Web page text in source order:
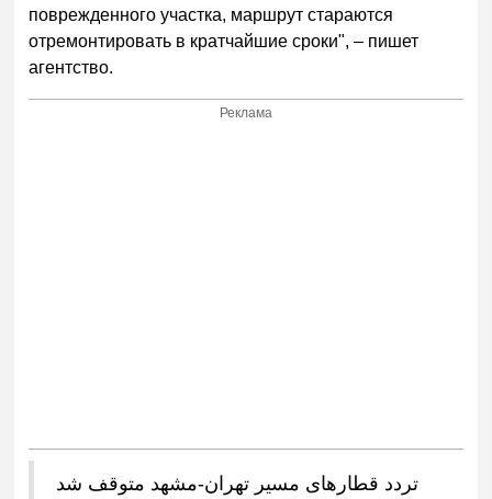
поврежденного участка, маршрут стараются
отремонтировать в кратчайшие сроки", – пишет
агентство.
Реклама
تردد قطارهای مسیر تهران-مشهد متوقف شد